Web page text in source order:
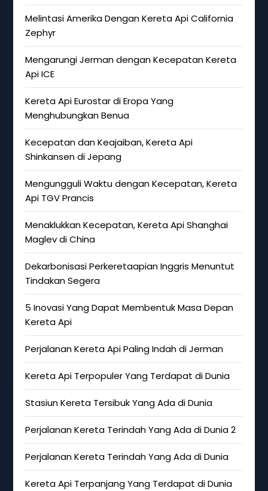
Melintasi Amerika Dengan Kereta Api California
Zephyr
Mengarungi Jerman dengan Kecepatan Kereta
Api ICE
Kereta Api Eurostar di Eropa Yang
Menghubungkan Benua
Kecepatan dan Keajaiban, Kereta Api
Shinkansen di Jepang
Mengungguli Waktu dengan Kecepatan, Kereta
Api TGV Prancis
Menaklukkan Kecepatan, Kereta Api Shanghai
Maglev di China
Dekarbonisasi Perkeretaapian Inggris Menuntut
Tindakan Segera
5 Inovasi Yang Dapat Membentuk Masa Depan
Kereta Api
Perjalanan Kereta Api Paling Indah di Jerman
Kereta Api Terpopuler Yang Terdapat di Dunia
Stasiun Kereta Tersibuk Yang Ada di Dunia
Perjalanan Kereta Terindah Yang Ada di Dunia 2
Perjalanan Kereta Terindah Yang Ada di Dunia
Kereta Api Terpanjang Yang Terdapat di Dunia